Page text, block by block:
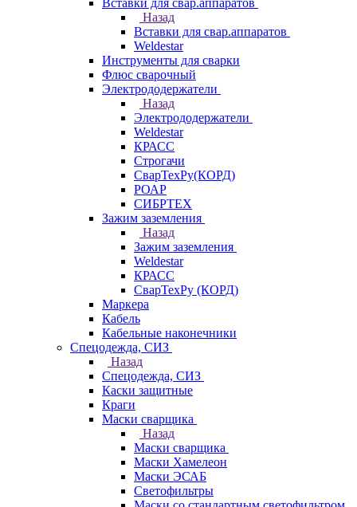
Вставки для свар.аппаратов
Назад
Вставки для свар.аппаратов
Weldestar
Инструменты для сварки
Флюс сварочный
Электрододержатели
Назад
Электрододержатели
Weldestar
КРАСС
Строгачи
СварТехРу(КОРД)
РОАР
СИБРТЕХ
Зажим заземления
Назад
Зажим заземления
Weldestar
КРАСС
СварТехРу (КОРД)
Маркера
Кабель
Кабельные наконечники
Спецодежда, СИЗ
Назад
Спецодежда, СИЗ
Каски защитные
Краги
Маски сварщика
Назад
Маски сварщика
Маски Хамелеон
Маски ЭСАБ
Светофильтры